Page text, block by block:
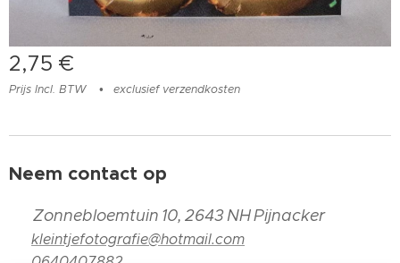
2,75 €
Prijs Incl. BTW exclusief verzendkosten
Neem contact op
Zonnebloemtuin 10, 2643 NH Pijnacker
kleintjefotografie@hotmail.com